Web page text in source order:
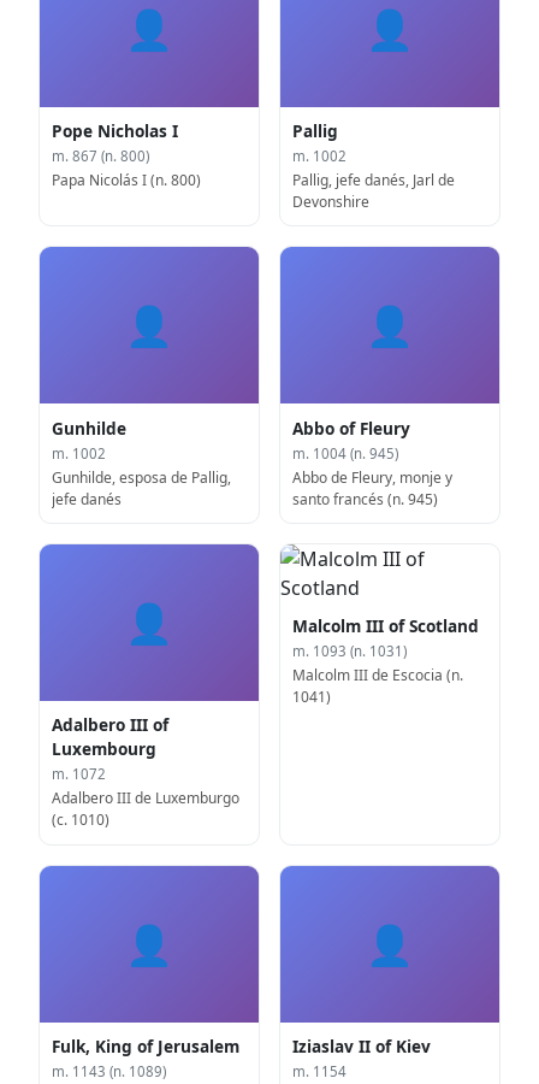
👤
Pope Nicholas I
m. 867 (n. 800)
Papa Nicolás I (n. 800)
👤
Pallig
m. 1002
Pallig, jefe danés, Jarl de
Devonshire
👤
Gunhilde
m. 1002
Gunhilde, esposa de Pallig,
jefe danés
👤
Abbo of Fleury
m. 1004 (n. 945)
Abbo de Fleury, monje y
santo francés (n. 945)
👤
Adalbero III of
Luxembourg
m. 1072
Adalbero III de Luxemburgo
(c. 1010)
Malcolm III of Scotland
m. 1093 (n. 1031)
Malcolm III de Escocia (n.
1041)
👤
Fulk, King of Jerusalem
m. 1143 (n. 1089)
👤
Iziaslav II of Kiev
m. 1154